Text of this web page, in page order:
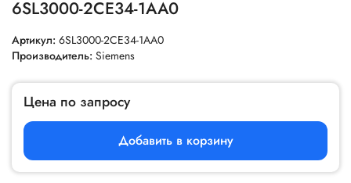
6SL3000-2CE34-1AA0
Артикул: 6SL3000-2CE34-1AA0
Производитель: Siemens
Цена по запросу
Добавить в корзину